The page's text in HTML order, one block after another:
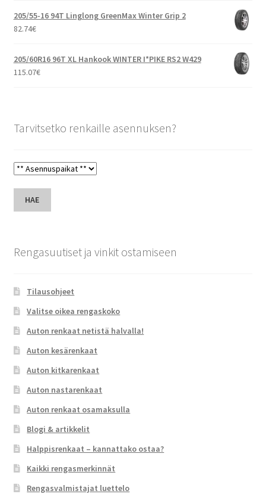
205/55-16 94T Linglong GreenMax Winter Grip 2
82.74€
205/60R16 96T XL Hankook WINTER I*PIKE RS2 W429
115.07€
Tarvitsetko renkaille asennuksen?
HAE
Rengasuutiset ja vinkit ostamiseen
Tilausohjeet
Valitse oikea rengaskoko
Auton renkaat netistä halvalla!
Auton kesärenkaat
Auton kitkarenkaat
Auton nastarenkaat
Auton renkaat osamaksulla
Blogi & artikkelit
Halppisrenkaat – kannattako ostaa?
Kaikki rengasmerkinnät
Rengasvalmistajat luettelo